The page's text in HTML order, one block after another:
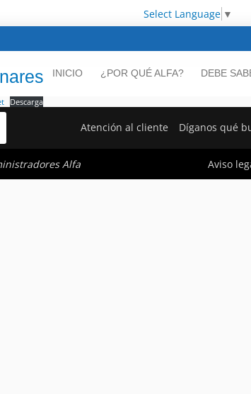
Select Language ▼
INICIO ¿POR QUÉ ALFA? DEBE
Descarga
Atención al cliente Díganos qué
Alfa Aviso